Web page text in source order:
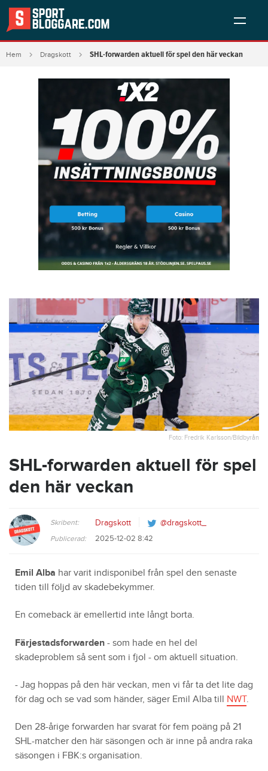
Hem Dragskott SHL-forwarden aktuell för spel den här veckan
Foto: Fredrik Karlsson/Bildbyrån
SHL-forwarden aktuell för spel
den här veckan
Skribent: Dragskott @dragskott_
Publicerad: 2025-12-02 8:42
Emil Alba har varit indisponibel från spel den senaste
tiden till följd av skadebekymmer.
En comeback är emellertid inte långt borta.
Färjestadsforwarden - som hade en hel del
skadeproblem så sent som i fjol - om aktuell situation.
- Jag hoppas på den här veckan, men vi får ta det lite dag
för dag och se vad som händer, säger Emil Alba till NWT.
Den 28-årige forwarden har svarat för fem poäng på 21
SHL-matcher den här säsongen och är inne på andra raka
säsongen i FBK:s organisation.